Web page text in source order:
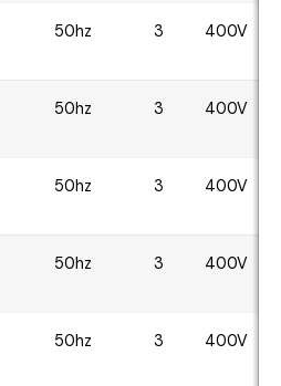
50hz 3 400V
50hz 3 400V
50hz 3 400V
50hz 3 400V
50hz 3 400V